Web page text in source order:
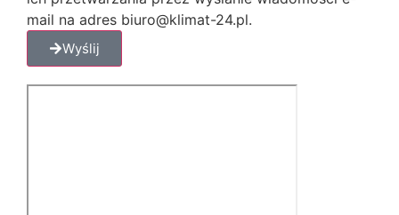
mail na adres biuro@klimat-24.pl.
Wyślij